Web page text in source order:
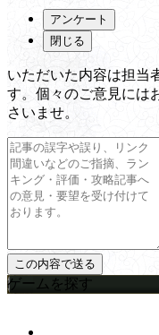
アンケート
閉じる
いただいた内容は担当
す。個々のご意見には
さいませ。
ゲームを探す